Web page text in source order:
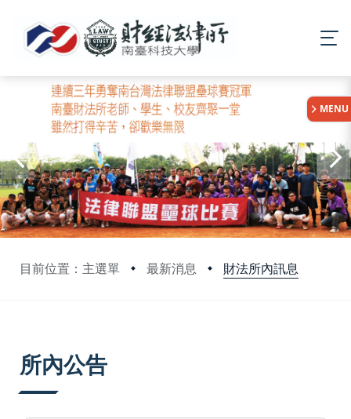
目前位置：主選單 最新消息 財法所內訊息
MENU
所內公告